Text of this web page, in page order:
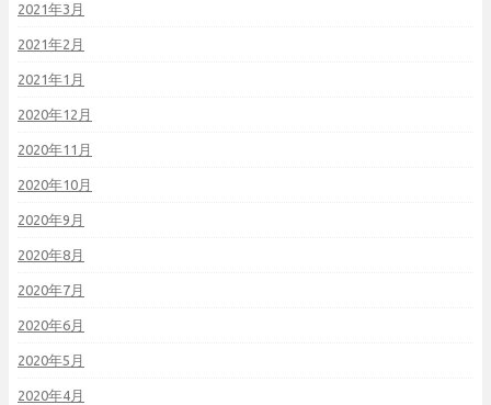
2021年3月
2021年2月
2021年1月
2020年12月
2020年11月
2020年10月
2020年9月
2020年8月
2020年7月
2020年6月
2020年5月
2020年4月